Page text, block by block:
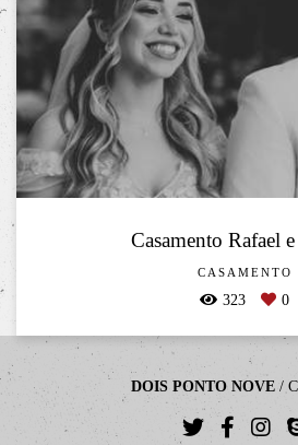
Casamento Rafael
CASAMENTO
323 0
DOIS PONTO NOVE /